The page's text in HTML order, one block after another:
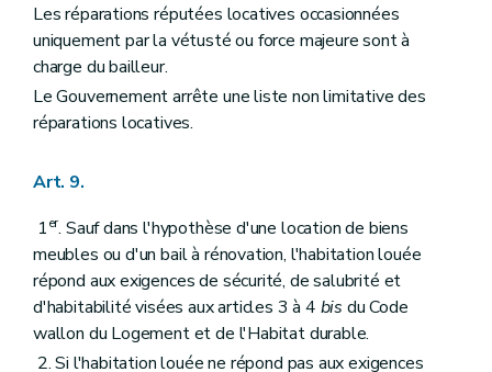
Les réparations réputées locatives occasionnées
uniquement par la vétusté ou force majeure sont à
charge du bailleur.
Le Gouvernement arrête une liste non limitative des
réparations locatives.
Art. 9.
1er. Sauf dans l'hypothèse d'une location de biens
meubles ou d'un bail à rénovation, l'habitation louée
répond aux exigences de sécurité, de salubrité et
d'habitabilité visées aux articles 3 à 4 bis du Code
wallon du Logement et de l'Habitat durable.
2. Si l'habitation louée ne répond pas aux exigences